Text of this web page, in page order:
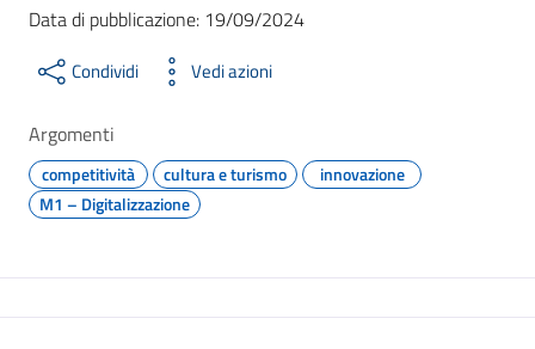
Data di pubblicazione: 19/09/2024
Condividi Vedi azioni
Argomenti
competitività cultura e turismo
innovazione
M1 – Digitalizzazione